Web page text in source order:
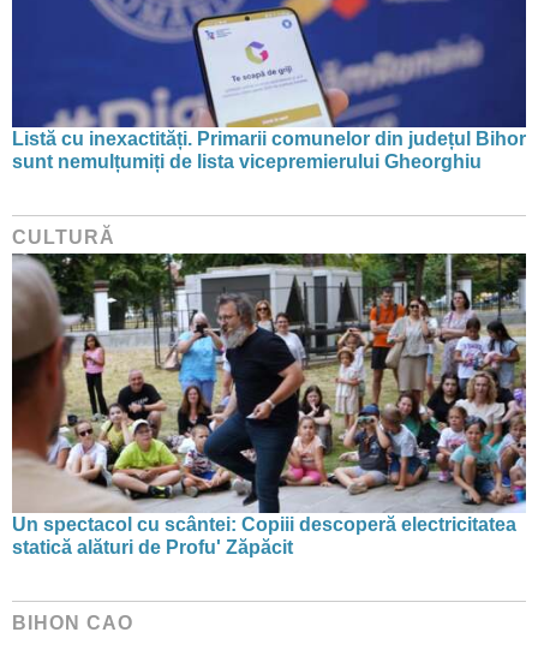
Listă cu inexactități. Primarii comunelor din județul Bihor
sunt nemulțumiți de lista vicepremierului Gheorghiu
CULTURĂ
Un spectacol cu scântei: Copiii descoperă electricitatea
statică alături de Profu' Zăpăcit
BIHON CAO